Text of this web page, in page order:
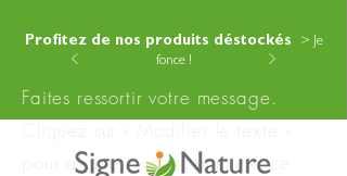
Profitez de nos produits déstockés
> Je
fonce !
Faites ressortir votre message.
Cliquez sur « Modifier le texte »
pour ajouter votre contenu à ce